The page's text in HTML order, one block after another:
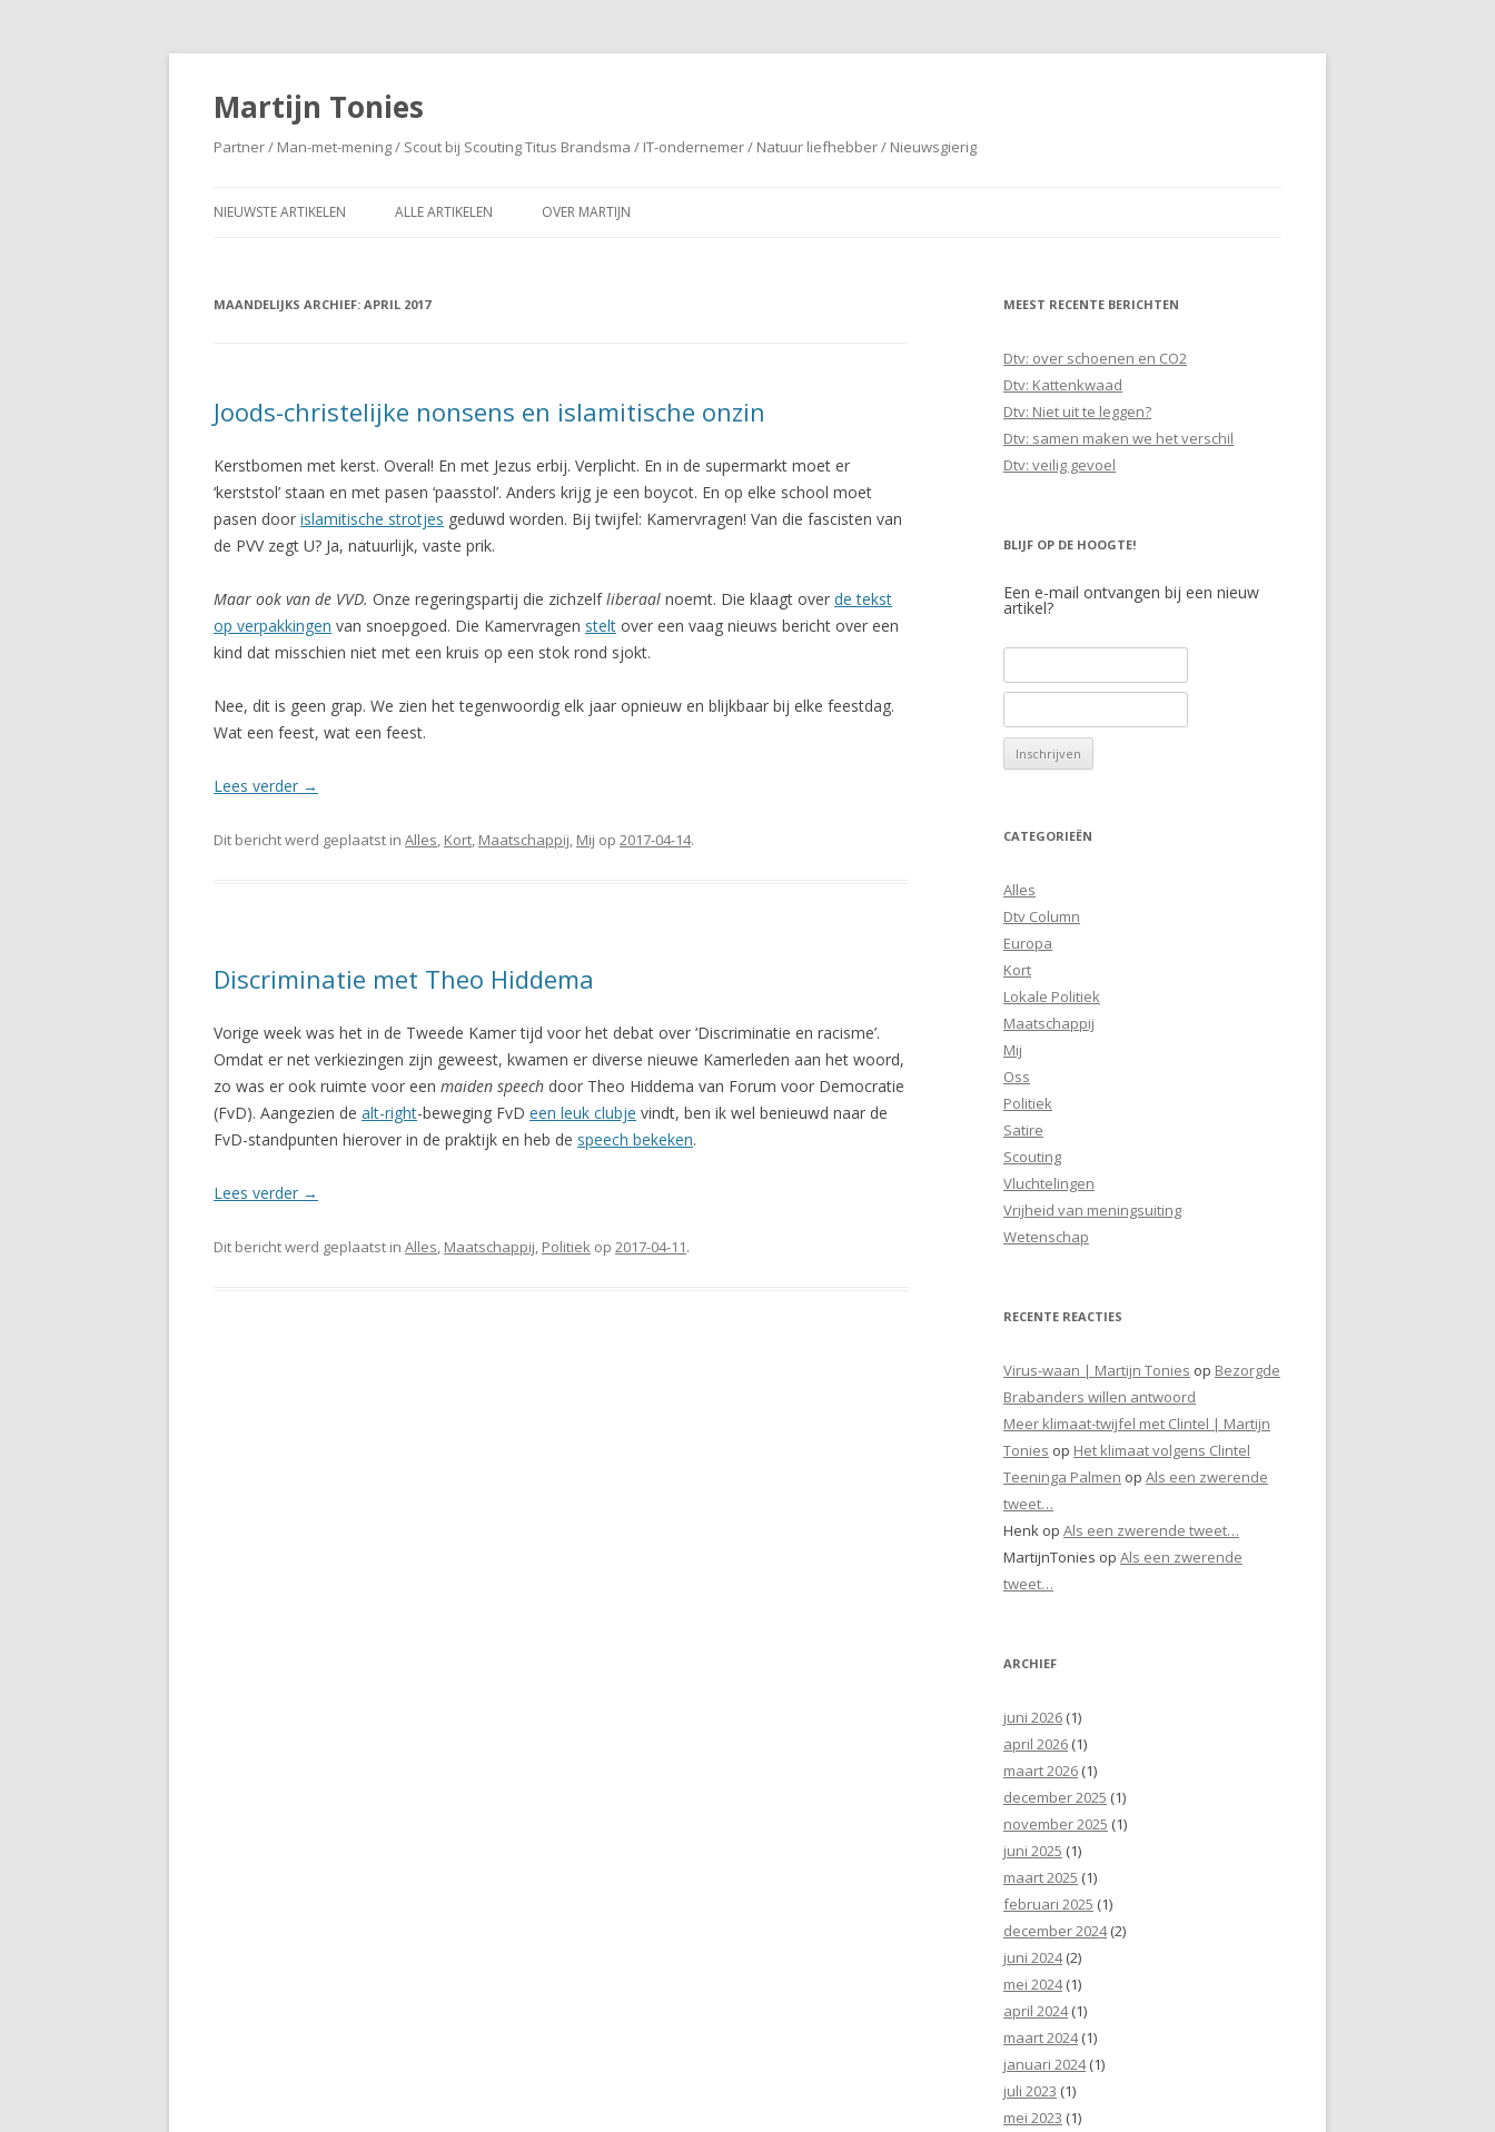
Martijn Tonies
Partner / Man-met-mening / Scout bij Scouting Titus Brandsma / IT-ondernemer / Natuur liefhebber / Nieuwsgierig
NIEUWSTE ARTIKELEN ALLE ARTIKELEN OVER MARTIJN
MAANDELIJKS ARCHIEF: APRIL 2017
Joods-christelijke nonsens en islamitische onzin
Kerstbomen met kerst. Overal! En met Jezus erbij. Verplicht. En in de supermarkt moet er
‘kerststol’ staan en met pasen ‘paasstol’. Anders krijg je een boycot. En op elke school moet
pasen door islamitische strotjes geduwd worden. Bij twijfel: Kamervragen! Van die fascisten van
de PVV zegt U? Ja, natuurlijk, vaste prik.
Maar ook van de VVD. Onze regeringspartij die zichzelfliberaal noemt. Die klaagt over de tekst
op verpakkingen van snoepgoed. Die Kamervragen stelt over een vaag nieuws bericht over een
kind dat misschien niet met een kruis op een stok rond sjokt.
Nee, dit is geen grap. We zien het tegenwoordig elk jaar opnieuw en blijkbaar bij elke feestdag.
Wat een feest, wat een feest.
Lees verder →
Dit bericht werd geplaatst in Alles, Kort, Maatschappij, Mij op 2017-04-14.
Discriminatie met Theo Hiddema
Vorige week was het in de Tweede Kamer tijd voor het debat over ‘Discriminatie en racisme’.
Omdat er net verkiezingen zijn geweest, kwamen er diverse nieuwe Kamerleden aan het woord,
zo was er ook ruimte voor een maiden speech door Theo Hiddema van Forum voor Democratie
(FvD). Aangezien de alt-right-beweging FvD een leuk clubje vindt, ben ik wel benieuwd naar de
FvD-standpunten hierover in de praktijk en heb de speech bekeken.
Lees verder →
Dit bericht werd geplaatst in Alles, Maatschappij, Politiek op 2017-04-11.
MEEST RECENTE BERICHTEN
Dtv: over schoenen en CO2
Dtv: Kattenkwaad
Dtv: Niet uit te leggen?
Dtv: samen maken we het verschil
Dtv: veilig gevoel
BLIJF OP DE HOOGTE!
Een e-mail ontvangen bij een nieuw
artikel?
CATEGORIEËN
Alles
Dtv Column
Europa
Kort
Lokale Politiek
Maatschappij
Mij
Oss
Politiek
Satire
Scouting
Vluchtelingen
Vrijheid van meningsuiting
Wetenschap
RECENTE REACTIES
Virus-waan | Martijn Tonies op Bezorgde
Brabanders willen antwoord
Meer klimaat-twijfel met Clintel | Martijn
Tonies op Het klimaat volgens Clintel
Teeninga Palmen op Als een zwerende
tweet…
Henk op Als een zwerende tweet…
MartijnTonies op Als een zwerende
tweet…
ARCHIEF
juni 2026 (1)
april 2026 (1)
maart 2026 (1)
december 2025 (1)
november 2025 (1)
juni 2025 (1)
maart 2025 (1)
februari 2025 (1)
december 2024(2)
juni 2024(2)
mei 2024(1)
april 2024(1)
maart 2024(1)
januari 2024(1)
juli 2023 (1)
mei 2023 (1)